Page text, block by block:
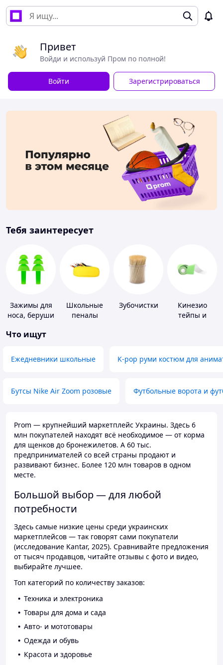
Привет
Войди и используй Пром по полной!
Войти Зарегистрироваться
Тебя заинтересует
Зажимы для
носа, беруши
Школьные
пеналы
Зубочистки
Кинезио
тейпы и
Что ищут
Ежедневники школьные K-pop руми костюм для
Бутсы Nike Air Zoom розовые Футбольные ворота и
Prom — крупнейший маркетплейс Украины. Здесь 6
млн покупателей находят всё необходимое — от корма
для щенков до бронежилетов. А 60 тыс.
предпринимателей со всей страны продают и
развивают бизнес. Более 120 млн товаров в одном
месте.
Большой выбор — для любой
потребности
Здесь самые низкие цены среди украинских
маркетплейсов — так говорят сами покупатели
(исследование Kantar, 2025). Сравнивайте предложения
от тысяч продавцов, читайте отзывы с фото и видео,
выбирайте лучшее.
Топ категорий по количеству заказов:
Техника и электроника
Товары для дома и сада
Авто- и мототовары
Одежда и обувь
Красота и здоровье